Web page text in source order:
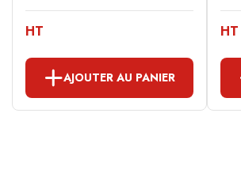
HT
AJOUTER AU PANIER
HT